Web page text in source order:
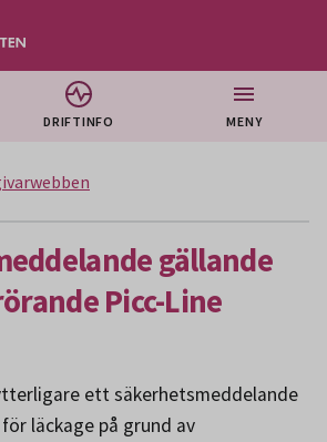
DRIFTINFO MENY
gällande
Picc-Line
ett säkerhetsmeddelande
läckage på grund av